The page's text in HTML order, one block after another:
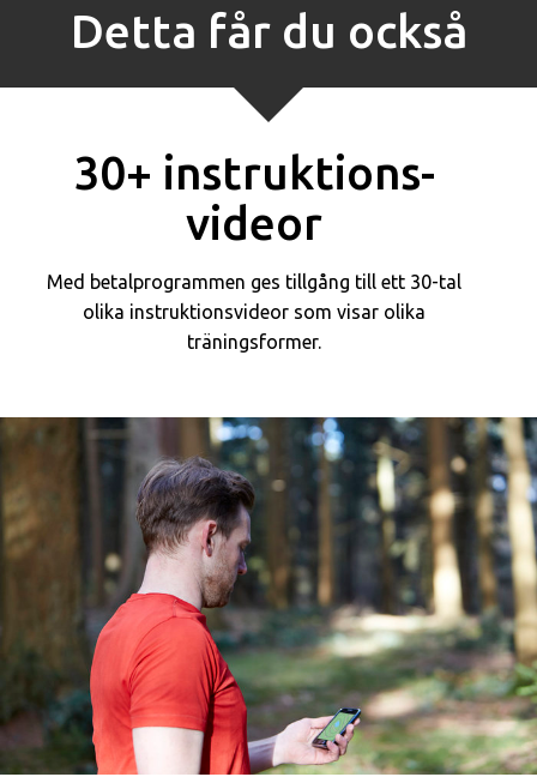
Detta får du också
30+ instruktions­
videor
Med betalprogrammen ges tillgång till ett 30-tal
olika instruktions­videor som visar olika
träningsformer.